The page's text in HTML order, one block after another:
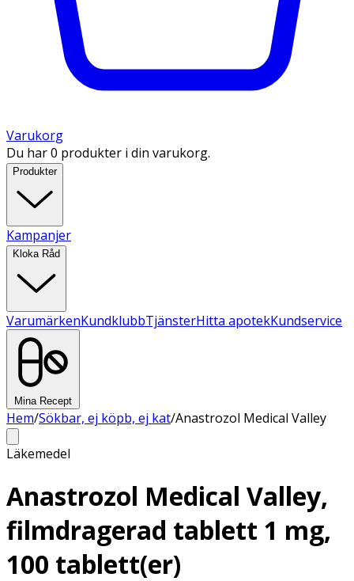
Varukorg
Du har 0 produkter i din varukorg.
Produkter
Kampanjer
Kloka Råd
VarumärkenKundklubbTjänsterHitta apotekKundservice
Mina Recept
Hem/Sökbar, ej köpb, ej kat/Anastrozol Medical Valley
Läkemedel
Anastrozol Medical Valley,
filmdragerad tablett 1 mg,
100 tablett(er)